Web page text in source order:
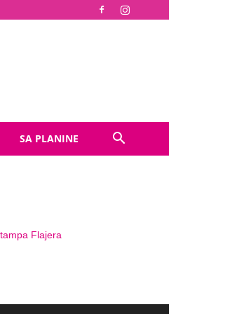
SA PLANINE